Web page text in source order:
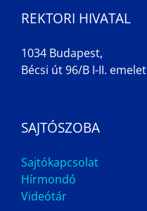
REKTORI HIVATAL
1034 Budapest,
Bécsi út 96/B I-II. emelet
SAJTÓSZOBA
Sajtókapcsolat
Hírmondó
Videótár